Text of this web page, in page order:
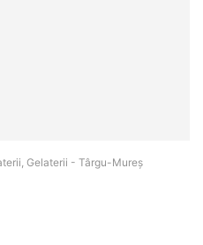
Gelaterii - Târgu-Mureş